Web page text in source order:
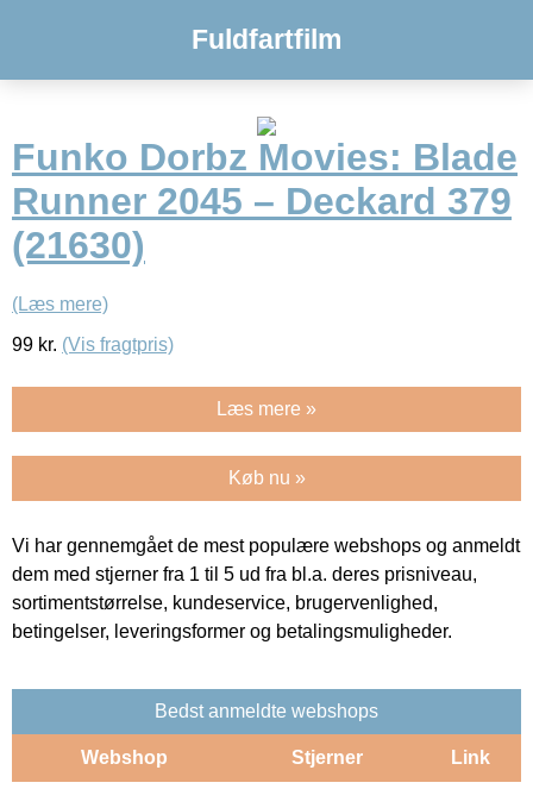
Fuldfartfilm
Funko Dorbz Movies: Blade
Runner 2045 – Deckard 379
(21630)
(Læs mere)
99 kr. (Vis fragtpris)
Læs mere »
Køb nu »
Vi har gennemgået de mest populære webshops og anmeldt
dem med stjerner fra 1 til 5 ud fra bl.a. deres prisniveau,
sortimentstørrelse, kundeservice, brugervenlighed,
betingelser, leveringsformer og betalingsmuligheder.
Bedst anmeldte webshops
Webshop Stjerner Link